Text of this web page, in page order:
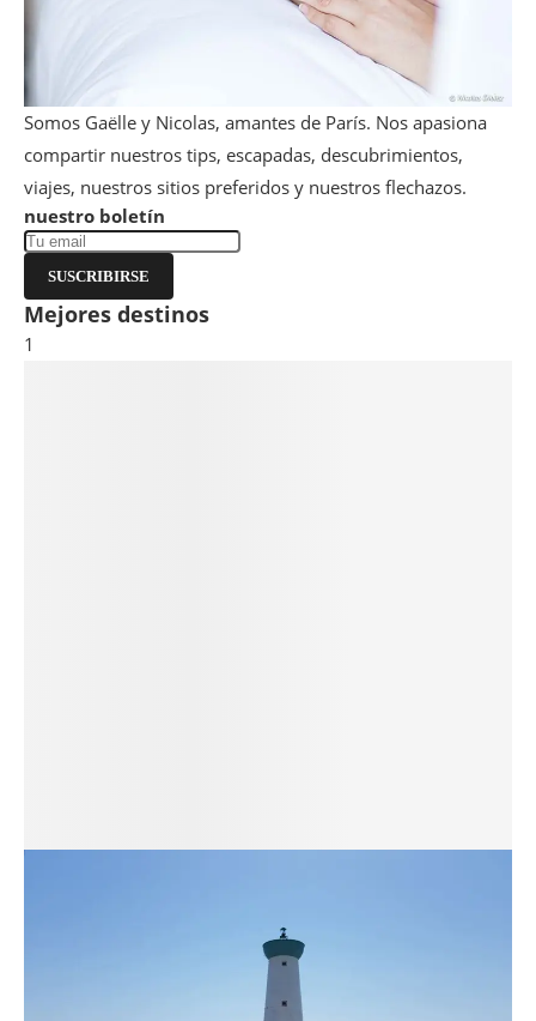
Somos Gaëlle y Nicolas, amantes de París. Nos apasiona
compartir nuestros tips, escapadas, descubrimientos,
viajes, nuestros sitios preferidos y nuestros flechazos.
nuestro boletín
SUSCRIBIRSE
Mejores destinos
1